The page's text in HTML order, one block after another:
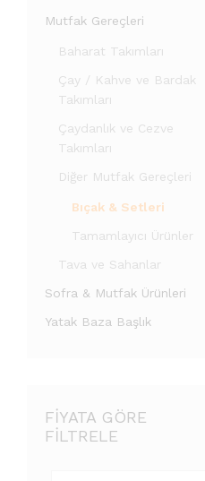
Mutfak Gereçleri
Baharat Takımları
Çay / Kahve ve Bardak
Takımları
Çaydanlık ve Cezve
Takımları
Diğer Mutfak Gereçleri
Bıçak & Setleri
Tamamlayıcı Ürünler
Tava ve Sahanlar
Sofra & Mutfak Ürünleri
Yatak Baza Başlık
FIYATA GÖRE
FILTRELE